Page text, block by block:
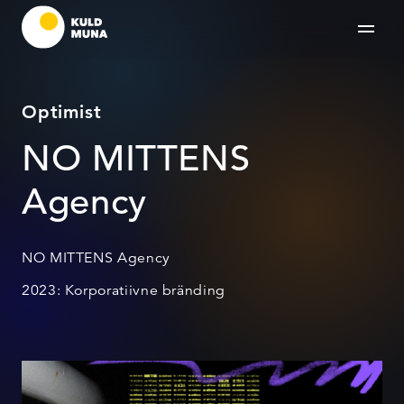
Optimist
NO MITTENS
Agency
NO MITTENS Agency
2023: Korporatiivne bränding